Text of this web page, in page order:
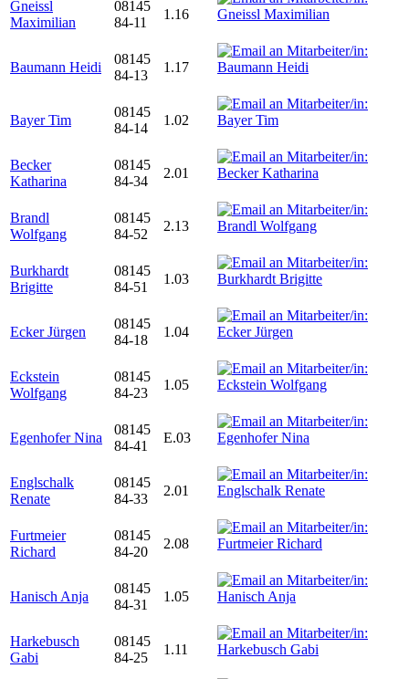
Gneissl
Maximilian
08145
84-11
1.16
Baumann Heidi
08145
84-13
1.17
Bayer Tim
08145
84-14
1.02
Becker
Katharina
08145
84-34
2.01
Brandl
Wolfgang
08145
84-52
2.13
Burkhardt
Brigitte
08145
84-51
1.03
Ecker Jürgen
08145
84-18
1.04
Eckstein
Wolfgang
08145
84-23
1.05
Egenhofer Nina
08145
84-41
E.03
Englschalk
Renate
08145
84-33
2.01
Furtmeier
Richard
08145
84-20
2.08
Hanisch Anja
08145
84-31
1.05
Harkebusch
Gabi
08145
84-25
1.11